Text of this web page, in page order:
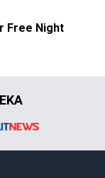
Free Night